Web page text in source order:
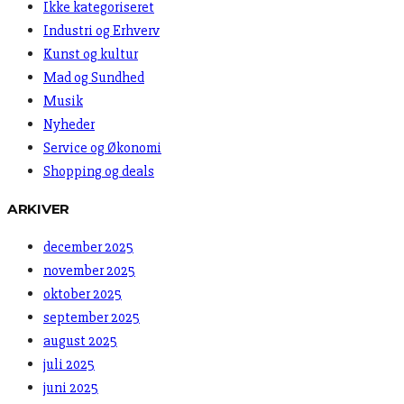
Ikke kategoriseret
Industri og Erhverv
Kunst og kultur
Mad og Sundhed
Musik
Nyheder
Service og Økonomi
Shopping og deals
ARKIVER
december 2025
november 2025
oktober 2025
september 2025
august 2025
juli 2025
juni 2025